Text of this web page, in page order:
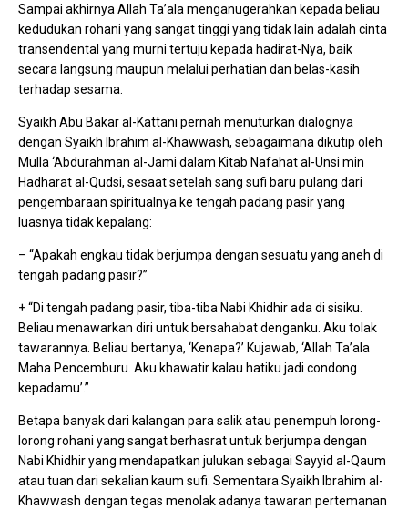
Sampai akhirnya Allah Ta’ala menganugerahkan kepada beliau
kedudukan rohani yang sangat tinggi yang tidak lain adalah cinta
transendental yang murni tertuju kepada hadirat-Nya, baik
secara langsung maupun melalui perhatian dan belas-kasih
terhadap sesama.
Syaikh Abu Bakar al-Kattani pernah menuturkan dialognya
dengan Syaikh Ibrahim al-Khawwash, sebagaimana dikutip oleh
Mulla ‘Abdurahman al-Jami dalam Kitab Nafahat al-Unsi min
Hadharat al-Qudsi, sesaat setelah sang sufi baru pulang dari
pengembaraan spiritualnya ke tengah padang pasir yang
luasnya tidak kepalang:
– “Apakah engkau tidak berjumpa dengan sesuatu yang aneh di
tengah padang pasir?”
+ “Di tengah padang pasir, tiba-tiba Nabi Khidhir ada di sisiku.
Beliau menawarkan diri untuk bersahabat denganku. Aku tolak
tawarannya. Beliau bertanya, ‘Kenapa?’ Kujawab, ‘Allah Ta’ala
Maha Pencemburu. Aku khawatir kalau hatiku jadi condong
kepadamu’.”
Betapa banyak dari kalangan para salik atau penempuh lorong-
lorong rohani yang sangat berhasrat untuk berjumpa dengan
Nabi Khidhir yang mendapatkan julukan sebagai Sayyid al-Qaum
atau tuan dari sekalian kaum sufi. Sementara Syaikh Ibrahim al-
Khawwash dengan tegas menolak adanya tawaran pertemanan